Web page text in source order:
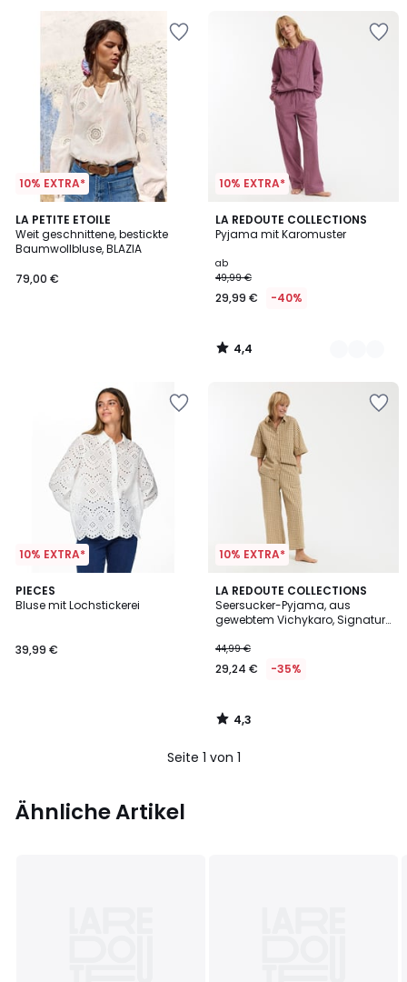
10% EXTRA*
LA PETITE ETOILE
Weit geschnittene, bestickte
Baumwollbluse, BLAZIA
79,00 €
10% EXTRA*
LA REDOUTE COLLECTIONS
Pyjama mit Karomuster
ab
49,99 €
29,99 € -40%
4,4
/ 5
2
Farben
4,4
/
10% EXTRA*
PIECES
Bluse mit Lochstickerei
39,99 €
10% EXTRA*
LA REDOUTE COLLECTIONS
Seersucker-Pyjama, aus
gewebtem Vichykaro, Signatur
44,99 €
29,24 € -35%
4,3
/ 5
4,3
/
Seite 1 von 1
Ähnliche Artikel